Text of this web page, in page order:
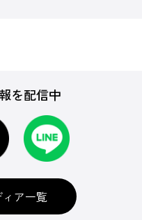
を配信中
ア一覧